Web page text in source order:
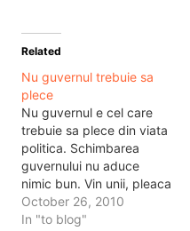
Related
Nu guvernul trebuie sa
plece
Nu guvernul e cel care
trebuie sa plece din viata
politica. Schimbarea
guvernului nu aduce
nimic bun. Vin unii, pleaca
ceilalti, totul ramane la fel.
Schimbarea trebuie sa fie
October 26, 2010
In "to blog"